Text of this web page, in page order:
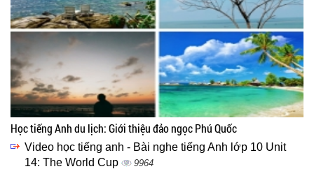
Học tiếng Anh du lịch: Giới thiệu đảo ngọc Phú Quốc
Video học tiếng anh - Bài nghe tiếng Anh lớp 10 Unit
14: The World Cup
9964